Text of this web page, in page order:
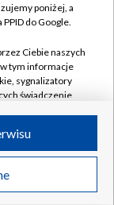
poniżej, a
do Google.
Ciebie naszych
tym informacje
sygnalizatory
świadczenie
Ciebie
identyfikatory